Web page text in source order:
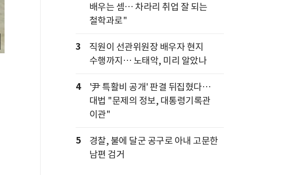
배우는 셈… 차라리 취업 잘 되는
철학과로"
3
직원이 선관위원장 배우자 현지
수행까지… 노태악, 미리 알았나
4
'尹 특활비 공개' 판결 뒤집혔다…
대법 "문제의 정보, 대통령기록관
이관"
5
경찰, 불에 달군 공구로 아내 고문한
남편 검거